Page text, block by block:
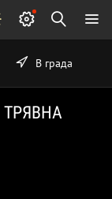
В града
ТРЯВНА